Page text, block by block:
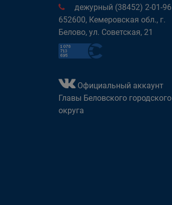
дежурный (38452) 2-01-96
652600, Кемеровская обл., г.
Белово, ул. Советская, 21
Официальный аккаунт
Главы Беловского городского
округа